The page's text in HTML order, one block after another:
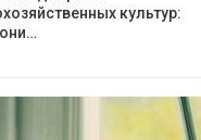
культур: